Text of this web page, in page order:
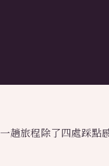
一趟旅程除了四處踩點